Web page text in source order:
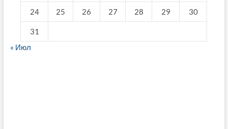
24 25 26 27 28 29 30
31
« Июл